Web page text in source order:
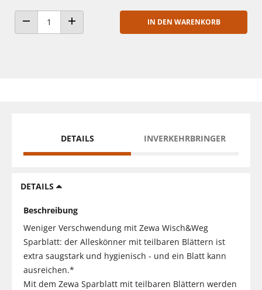
ANZAHL VERRINGERNANZAHL ERHÖHEN
IN DEN WARENKORB
DETAILS INVERKEHRBRINGER
DETAILS
Beschreibung
Weniger Verschwendung mit Zewa Wisch&Weg
Sparblatt: der Alleskönner mit teilbaren Blättern ist
extra saugstark und hygienisch - und ein Blatt kann
ausreichen.*
Mit dem Zewa Sparblatt mit teilbaren Blättern werden